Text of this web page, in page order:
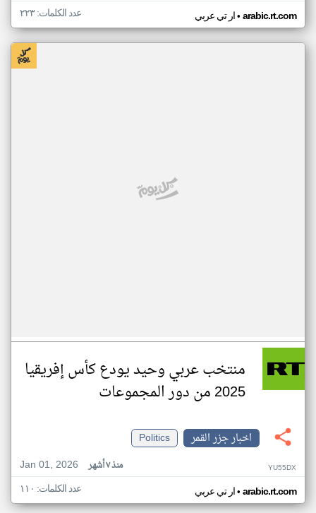
ار تي عربي• arabic.rt.com عدد الكلمات: ٢٢٣
منتخب عربي وحيد يودع كأس إفريقيا
2025 من دور المجموعات
اخبار جزر القمر
Politics
Jan 01, 2026
منذ ٧ أشهر YU55DX
ار تي عربي• arabic.rt.com عدد الكلمات: ١١٠